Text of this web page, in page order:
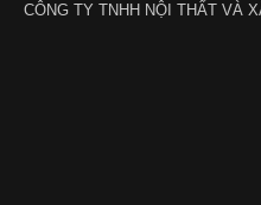
CÔNG TY TNHH NỘI THẤT VÀ